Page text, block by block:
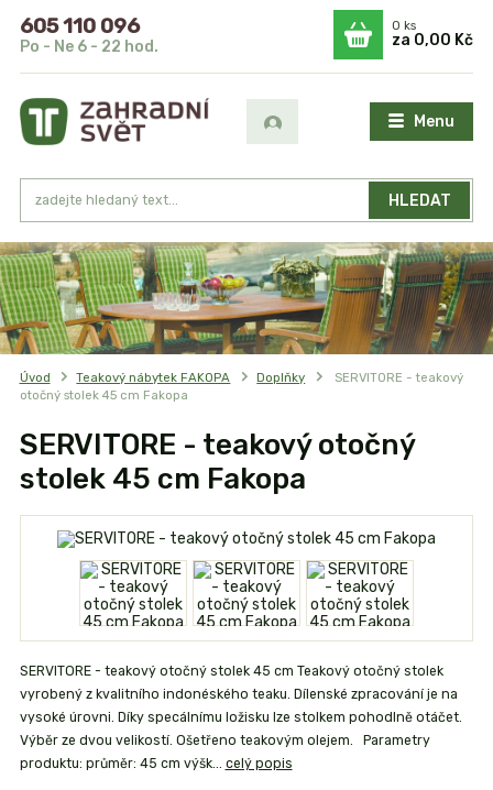
Menu
HLEDAT
605 110 096
Po - Ne 6 - 22 hod.
0ks
za 0,00 Kč
Úvod Teakový nábytek FAKOPA Doplňky
SERVITORE - teakový
otočný stolek 45 cm Fakopa
SERVITORE - teakový otočný
stolek 45 cm Fakopa
SERVITORE - teakový otočný stolek 45 cm Teakový otočný stolek
vyrobený z kvalitního indonéského teaku. Dílenské zpracování je na
vysoké úrovni. Díky specálnímu ložisku lze stolkem pohodlně otáčet.
Výběr ze dvou velikostí. Ošetřeno teakovým olejem. Parametry
produktu: průměr: 45 cm výšk... celý popis